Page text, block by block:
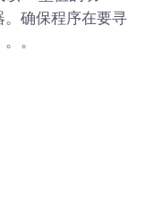
确保程序在要寻
。